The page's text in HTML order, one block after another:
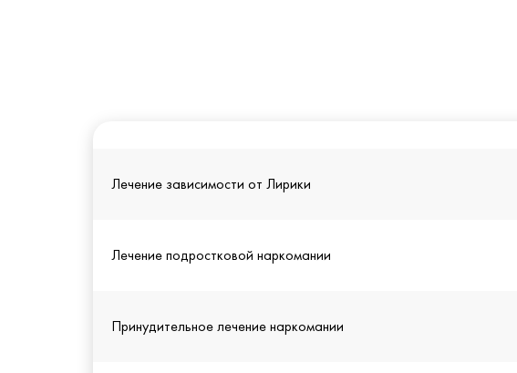
Лечение зависимости от Лирики
Лечение подростковой наркомании
Принудительное лечение наркомании